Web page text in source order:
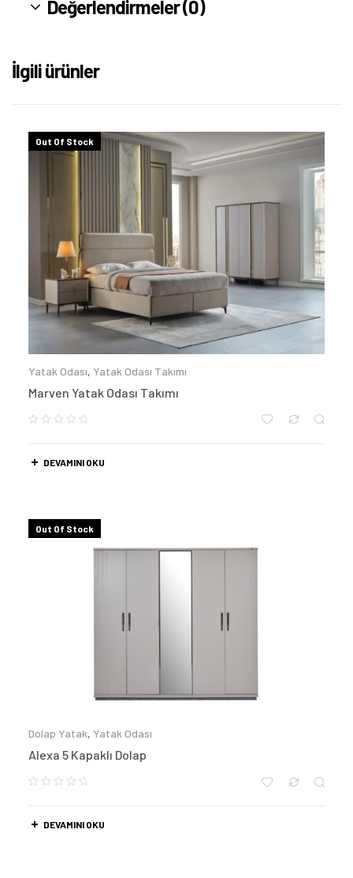
Değerlendirmeler (0)
İlgili ürünler
Out Of Stock
Yatak Odası, Yatak Odası Takımı
Marven Yatak Odası Takımı
DEVAMINI OKU
Out Of Stock
Dolap Yatak, Yatak Odası
Alexa 5 Kapaklı Dolap
DEVAMINI OKU